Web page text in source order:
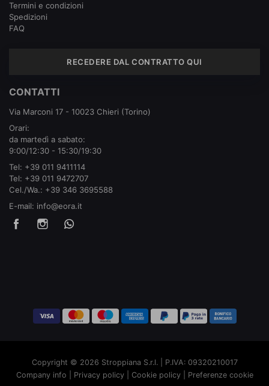
Termini e condizioni
Spedizioni
FAQ
RECEDERE DAL CONTRATTO QUI
CONTATTI
Via Marconi 17 - 10023 Chieri (Torino)
Orari:
da martedì a sabato:
9:00/12:30 - 15:30/19:30
Tel: +39 011 9411114
Tel: +39 011 9472707
Cel./Wa.: +39 346 3695588
E-mail: info@eora.it
Copyright © 2026 Stroppiana S.r.l. | P.IVA: 09320210017
Company info
Privacy policy| Cookie policy| Preferenze cookie